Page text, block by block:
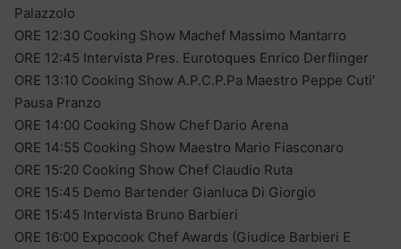
Palazzolo
ORE 12:30 Cooking Show Machef Massimo Mantarro
ORE 12:45 Intervista Pres. Eurotoques Enrico Derflinger
ORE 13:10 Cooking Show A.P.C.P.Pa Maestro Peppe Cuti’
Pausa Pranzo
ORE 14:00 Cooking Show Chef Dario Arena
ORE 14:55 Cooking Show Maestro Mario Fiasconaro
ORE 15:20 Cooking Show Chef Claudio Ruta
ORE 15:45 Demo Bartender Gianluca Di Giorgio
ORE 15:45 Intervista Bruno Barbieri
ORE 16:00 Expocook Chef Awards (Giudice Barbieri E